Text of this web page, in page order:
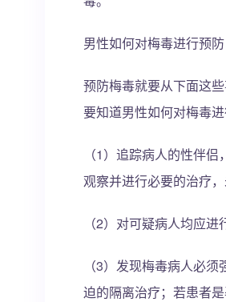
男性如何对梅毒进行预防
预防梅毒就要从下面这
要知道男性如何对梅毒进
（1）追踪病人的性伴
观察并进行必要的治疗
（2）对可疑病人均应
（3）发现梅毒病人必
迫的隔离治疗；若患者